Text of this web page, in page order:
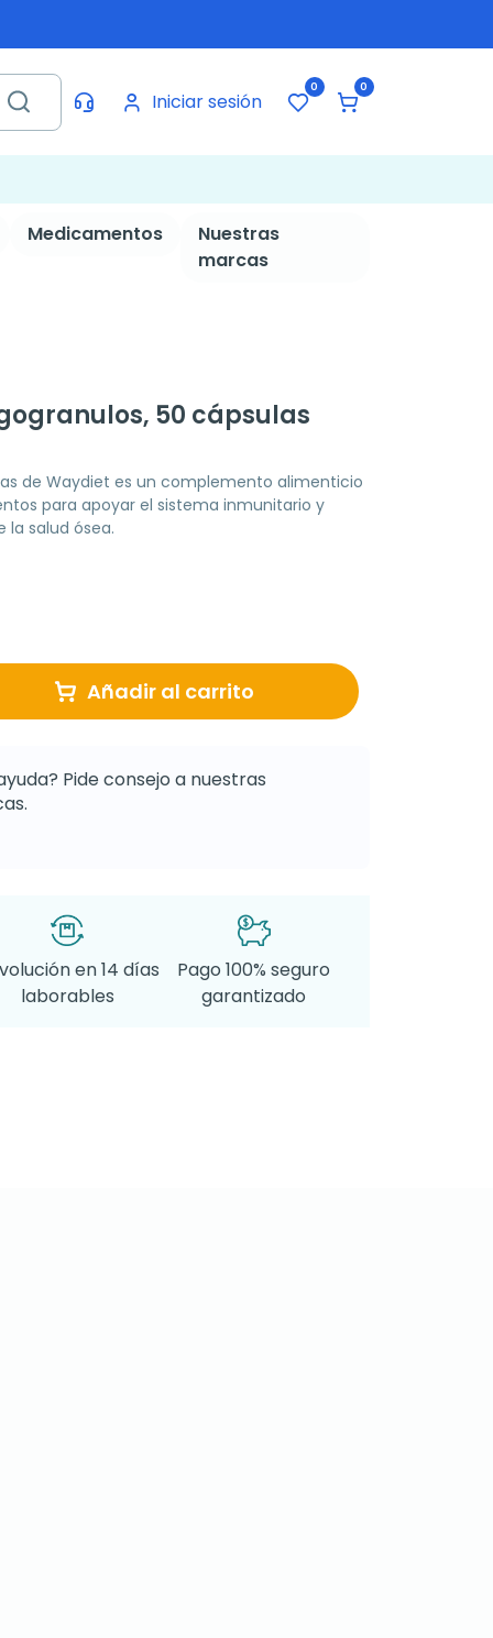
Iniciar sesión
0 0
Medicamentos
Nuestras
marcas
50 cápsulas
de Waydiet es un complemento alimenticio
para apoyar el sistema inmunitario y
salud ósea.
Añadir al carrito
Pide consejo a nuestras
en 14 días
laborables
Pago 100% seguro
garantizado